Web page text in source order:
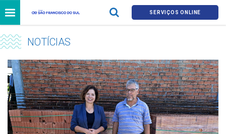
SERVIÇOS ONLINE
NOTÍCIAS